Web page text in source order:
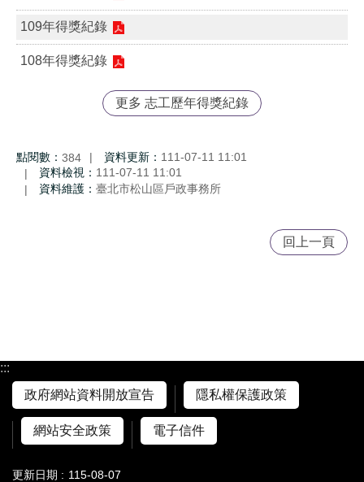
109年得獎紀錄
108年得獎紀錄
更多 志工歷年得獎紀錄
點閱數： 384 資料更新： 111-07-11 11:01
資料檢視： 111-07-11 11:01
資料維護： 臺北市松山區戶政事務所
回上一頁
:::
政府網站資料開放宣告
隱私權保護政策
網站安全政策 電子信件
更新日期 115-08-07